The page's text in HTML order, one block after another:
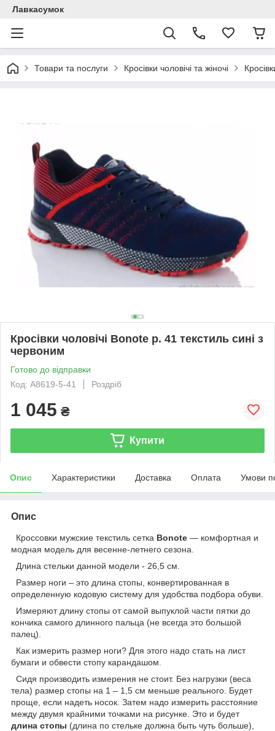
Лавкасумок
Товари та послуги Кросівки чоловічі та жіночі
Кросівки чоловічі Bonote р. 41 текстиль сині з
червоним
Готово до відправки
Код: A8619-5-41
Роздріб
1 045 ₴
Купити
Опис Характеристики Доставка Оплата Умови
Опис
Кроссовки мужские текстиль сетка Bonote ― комфортная и
модная модель для весенне-летнего сезона.
Длина стельки данной модели - 26,5 см.
Размер ноги – это длина стопы, конвертированная в
определенную кодовую систему для удобства подбора обуви.
Измеряют длину стопы от самой выпуклой части пятки до
кончика самого длинного пальца (не всегда это большой
палец).
Как измерить размер ноги? Для этого надо стать на лист
бумаги и обвести стопу карандашом.
Сидя производить измерения не стоит. Без нагрузки (веса
тела) размер стопы на 1 – 1,5 см меньше реального. Будет
проще, если надеть носок. Затем надо измерить расстояние
между двумя крайними точками на рисунке. Это и будет
длина стопы (длина по стельке должна быть чуть больше),